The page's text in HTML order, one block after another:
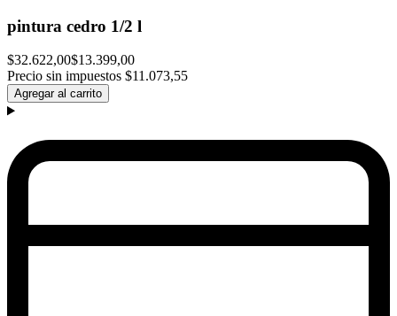
pintura cedro 1/2 l
$32.622,00$13.399,00
Precio sin impuestos $11.073,55
Agregar al carrito